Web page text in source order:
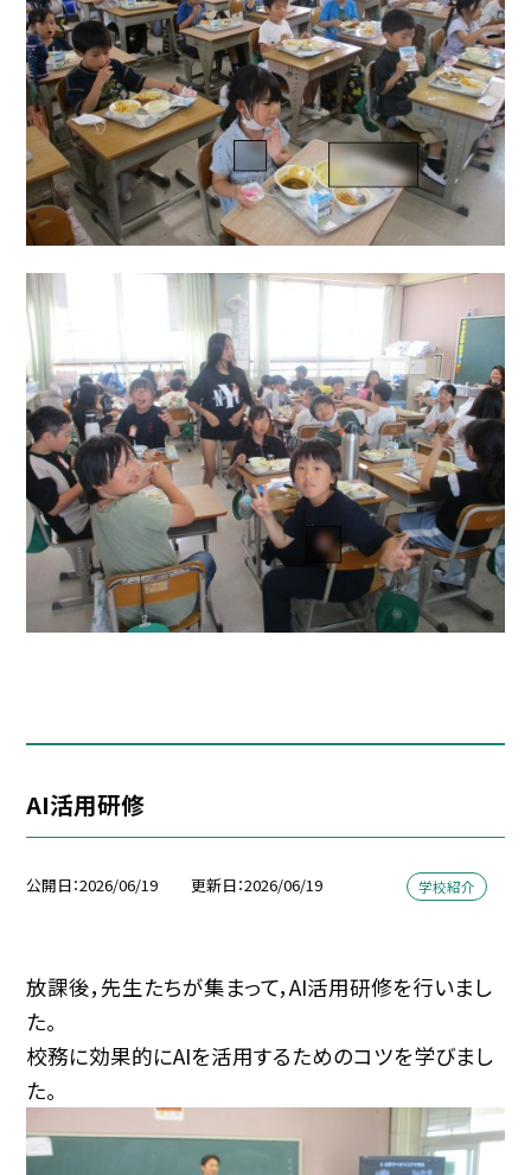
AI活用研修
公開日 2026/06/19 更新日 2026/06/19 学校紹介
放課後，先生たちが集まって，AI活用研修を行いまし
た。
校務に効果的にAIを活用するためのコツを学びまし
た。